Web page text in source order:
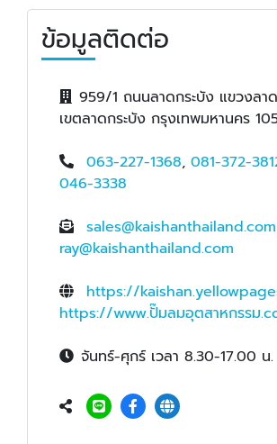
ข้อมูลติดต่อ
959/1 ถนนลาดกระบัง แขวงลา
เขตลาดกระบัง กรุงเทพมหานคร
063-227-1368, 081-372-
046-3338
sales@kaishanthailand.com
ray@kaishanthailand.com
https://
https://www.ปั๊มลมอุตสาหกรรม
จันทร์-ศุกร์ เวลา 8.30-17.00 น.